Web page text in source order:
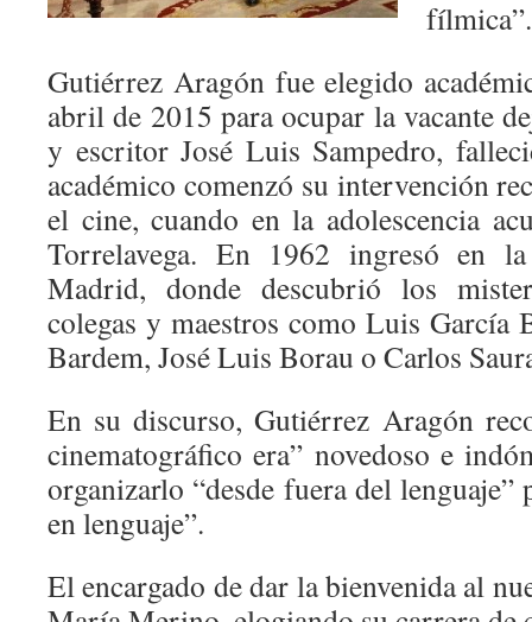
fílmica”.
Gutiérrez Aragón fue elegido
abril de 2015 para ocupar la vacante
y escritor José Luis Sampedro,
académico comenzó su intervención
el cine, cuando en la adolescencia
Torrelavega. En 1962 ingresó en
Madrid, donde descubrió los
colegas y maestros como Luis García
Bardem, José Luis Borau o Carlos
En su discurso, Gutiérrez Aragón
cinematográfico era” novedoso e
organizarlo “desde fuera del
en lenguaje”.
El encargado de dar la bienvenida al